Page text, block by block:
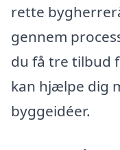
rette
gennem
du få tre tilbud
kan hjælpe dig
byggeidéer.